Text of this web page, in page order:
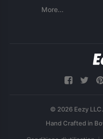
More...
© 2026 Eezy